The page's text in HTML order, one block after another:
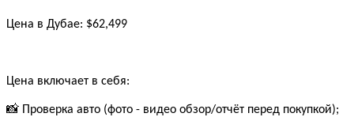
Цена в Дубае: $62,499
Цена включает в себя:
📸 Проверка авто (фото - видео обзор/отчёт перед покупкой);